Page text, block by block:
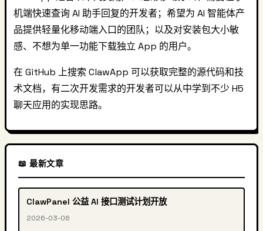
机端快速查询 AI 助手回复的开发者；希望为 AI 智能体产
品提供轻量化移动端入口的团队；以及对安装包大小敏
感、不想为单一功能下载独立 App 的用户。
在 GitHub 上搜索 ClawApp 可以获取完整的源代码和技
术文档，有二次开发需求的开发者可以从中学到不少 H5
聊天应用的实现思路。
📖 最新文章
ClawPanel 公益 AI 接口测试计划开放
2026-03-06